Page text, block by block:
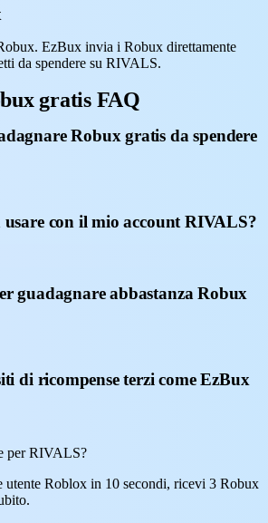
EzBux invia i Robux direttamente
da spendere su RIVALS.
gratis FAQ
Robux gratis da spendere
usare con il mio account RIVALS?
guadagnare abbastanza Robux
di ricompense terzi come EzBux
per RIVALS?
utente Roblox in 10 secondi, ricevi 3 Robux